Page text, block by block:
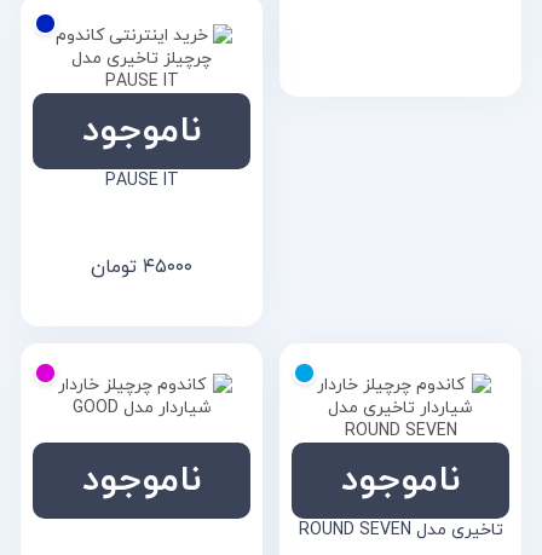
ناموجود
کاندوم چرچیلز تاخیری مدل
PAUSE IT
۴۵۰۰۰ تومان
ناموجود
کاندوم چرچیلز خاردار شیاردار
تاخیری مدل ROUND SEVEN
ناموجود
کاندوم چرچیلز خاردار شیاردار
مدل GOOD